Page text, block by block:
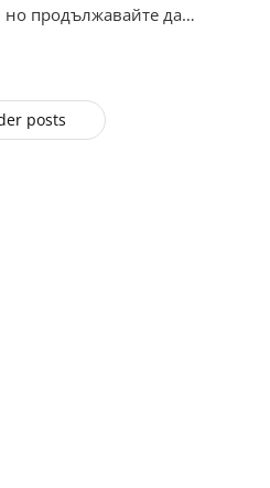
продължавайте да…
posts